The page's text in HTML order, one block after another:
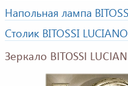
Напольная лампа
Столик BITOSSI
Зеркало BITOSSI